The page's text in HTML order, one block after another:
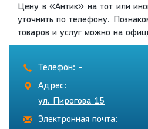
Цену в «Антик» на тот или
уточнить по телефону.
товаров и услуг можно на
Телефон: -
Адрес:
ул. Пирогова 15
Электронная почта: